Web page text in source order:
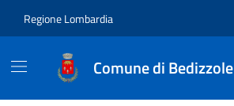
Regione Lombardia
Comune di Bedizzole